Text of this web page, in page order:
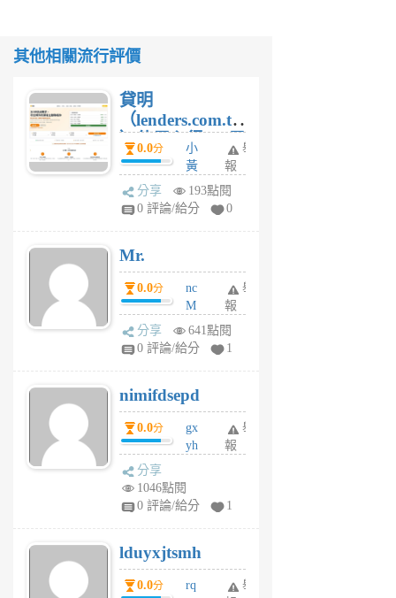
其他相關流行評價
貸明
（lenders.com.tw
）使用心得 — 民
間貸款比較平台
體驗
0.0分
小
黃
蜂
1
舉
報
分享
193點閱
0 評論/給分
0
Mr.
0.0分
nc
M
U
F
U
5
個
月
舉
報
分享
641點閱
0 評論/給分
1
nimifdsepd
0.0分
gx
yh
jl
月
前
舉
報
分享
1046點閱
0 評論/給分
1
lduyxjtsmh
0.0分
rq
舉